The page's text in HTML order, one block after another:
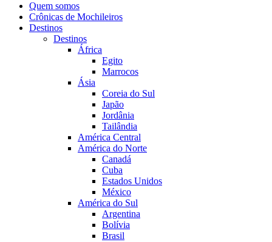
Quem somos
Crônicas de Mochileiros
Destinos
Destinos
África
Egito
Marrocos
Ásia
Coreia do Sul
Japão
Jordânia
Tailândia
América Central
América do Norte
Canadá
Cuba
Estados Unidos
México
América do Sul
Argentina
Bolívia
Brasil